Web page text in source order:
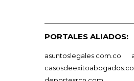
PORTALES ALIADOS:
asuntoslegales.com.co